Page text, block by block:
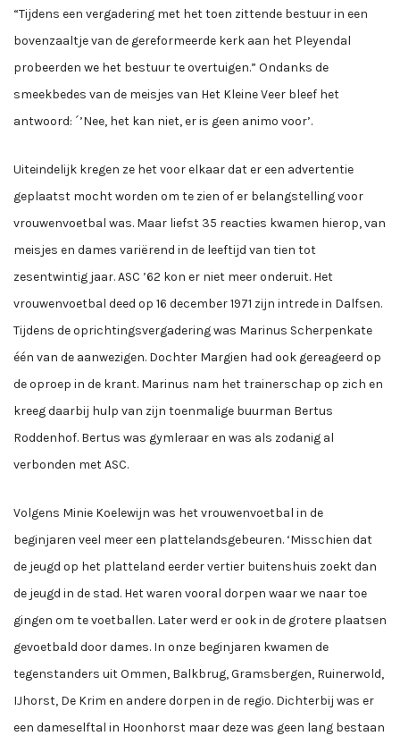
“Tijdens een vergadering met het toen zittende bestuur in een
bovenzaaltje van de gereformeerde kerk aan het Pleyendal
probeerden we het bestuur te overtuigen.” Ondanks de
smeekbedes van de meisjes van Het Kleine Veer bleef het
antwoord: ´’Nee, het kan niet, er is geen animo voor’.
Uiteindelijk kregen ze het voor elkaar dat er een advertentie
geplaatst mocht worden om te zien of er belangstelling voor
vrouwenvoetbal was. Maar liefst 35 reacties kwamen hierop, van
meisjes en dames variërend in de leeftijd van tien tot
zesentwintig jaar. ASC ’62 kon er niet meer onderuit. Het
vrouwenvoetbal deed op 16 december 1971 zijn intrede in Dalfsen.
Tijdens de oprichtingsvergadering was Marinus Scherpenkate
één van de aanwezigen. Dochter Margien had ook gereageerd op
de oproep in de krant. Marinus nam het trainerschap op zich en
kreeg daarbij hulp van zijn toenmalige buurman Bertus
Roddenhof. Bertus was gymleraar en was als zodanig al
verbonden met ASC.
Volgens Minie Koelewijn was het vrouwenvoetbal in de
beginjaren veel meer een plattelandsgebeuren. ‘Misschien dat
de jeugd op het platteland eerder vertier buitenshuis zoekt dan
de jeugd in de stad. Het waren vooral dorpen waar we naar toe
gingen om te voetballen. Later werd er ook in de grotere plaatsen
gevoetbald door dames. In onze beginjaren kwamen de
tegenstanders uit Ommen, Balkbrug, Gramsbergen, Ruinerwold,
IJhorst, De Krim en andere dorpen in de regio. Dichterbij was er
een dameselftal in Hoonhorst maar deze was geen lang bestaan